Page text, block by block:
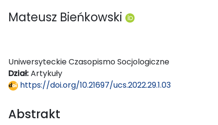
Mateusz Bieńkowski
Uniwersyteckie Czasopismo Socjologiczne
Dział:Artykuły
https://doi.org/10.21697/ucs.2022.29.1.03
Abstrakt